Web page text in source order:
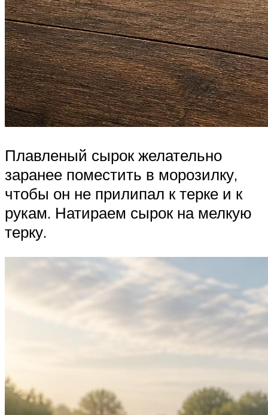
Плавленый сырок желательно
заранее поместить в морозилку,
чтобы он не прилипал к терке и к
рукам. Натираем сырок на мелкую
терку.